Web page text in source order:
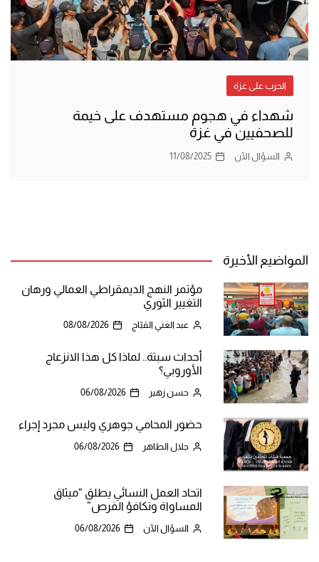
الحرب على غزة
شهداء في هجوم مستهدف على خيمة
للصحفيين في غزة
السؤال الآن 11/08/2025
المواضيع الأخيرة
مؤتمر النهج الديمقراطي العمالي ورهان
التغيير الثوري
عبد الغني القبّاج 08/08/2026
أحداث سبتة.. لماذا كل هذا الانزعاج
الأوروبي؟
حسن زهير 06/08/2026
حضور المحامي جوهري وليس مجرد إجراء
جلال الطاهر 06/08/2026
اتحاد العمل النسائي يطلق “ميثاق
المساواة وتكافؤ الفرص”
السؤال الآن 06/08/2026